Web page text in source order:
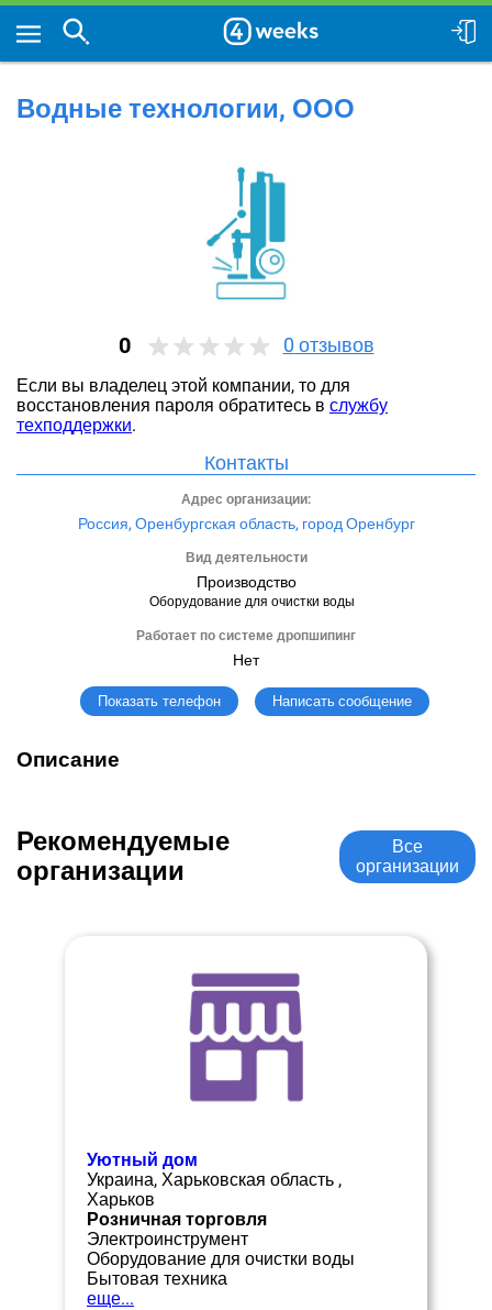
Водные технологии, ООО
0 0 отзывов
Если вы владелец этой компании, то для
восстановления пароля обратитесь в службу
техподдержки.
Контакты
Адрес организации:
Россия, Оренбургская область, город Оренбург
Вид деятельности
Производство
Оборудование для очистки воды
Работает по системе дропшипинг
Нет
Показать телефон Написать сообщение
Описание
Рекомендуемые
организации
Все
организации
Уютный дом
Украина, Харьковская область ,
Харьков
Розничная торговля
Электроинструмент
Оборудование для очистки воды
Бытовая техника
еще...